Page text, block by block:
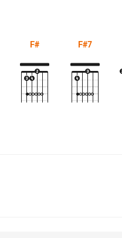
F# F#7